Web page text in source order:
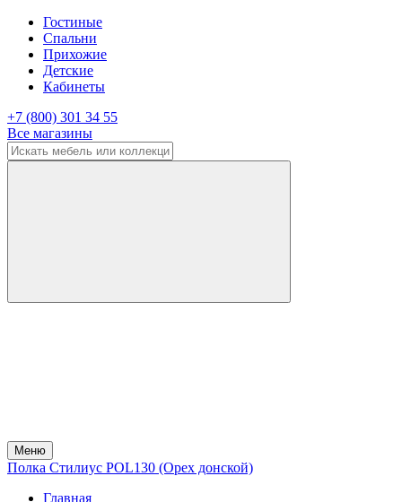
Гостиные
Спальни
Прихожие
Детские
Кабинеты
+7 (800) 301 34 55
Все магазины
Меню
Полка Стилиус POL130 (Орех донской)
Главная